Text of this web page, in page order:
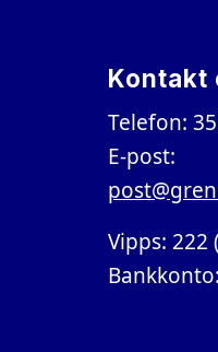
Kontakt
Telefon:
E-post:
Vipps: 222